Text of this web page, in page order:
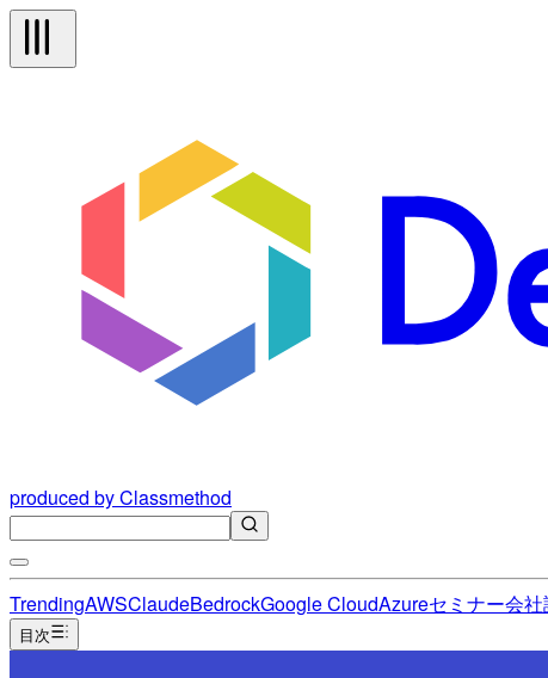
produced by Classmethod
TrendingAWSClaudeBedrockGoogle CloudAzureセミナー会社
目次